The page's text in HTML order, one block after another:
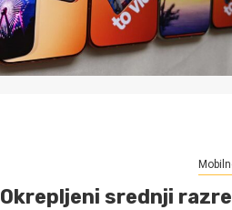
Okrepljeni srednji